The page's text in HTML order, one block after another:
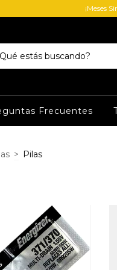
¡Meses
Frecuentes
> Pilas